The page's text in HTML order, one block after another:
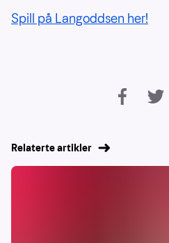
Spill på Langoddsen her!
Relaterte artikler